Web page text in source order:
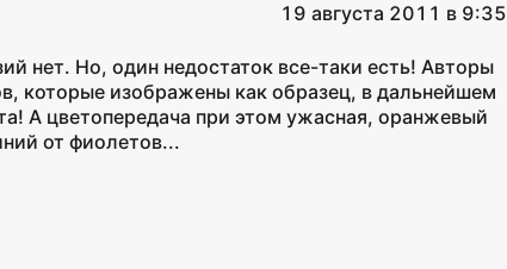
19 августа 2011 в 9:35
нет. Но, один недостаток все-таки есть! Авторы
которые изображены как образец, в дальнейшем
А цветопередача при этом ужасная, оранжевый
от фиолетов...